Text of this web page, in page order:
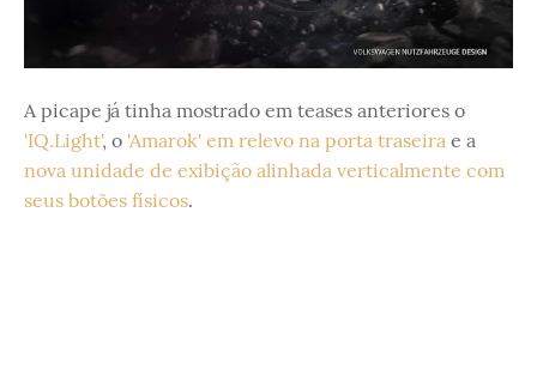
A picape já tinha mostrado em teases anteriores o
'IQ.Light', o 'Amarok' em relevo na porta traseira e a
nova unidade de exibição alinhada verticalmente com
seus botões físicos.